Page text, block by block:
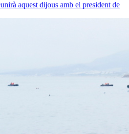
aquest dijous amb el president de